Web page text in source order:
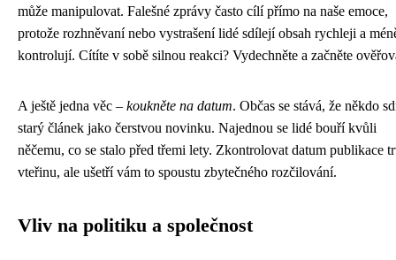
může manipulovat. Falešné zprávy často cílí přímo na naše emoce,
protože rozhněvaní nebo vystrašení lidé sdílejí obsah rychleji a
kontrolují. Cítíte v sobě silnou reakci? Vydechněte a začněte
A ještě jedna věc – koukněte na datum. Občas se stává, že někdo
starý článek jako čerstvou novinku. Najednou se lidé bouří kvůli
něčemu, co se stalo před třemi lety. Zkontrolovat datum publikace
vteřinu, ale ušetří vám to spoustu zbytečného rozčilování.
Vliv na politiku a společnost